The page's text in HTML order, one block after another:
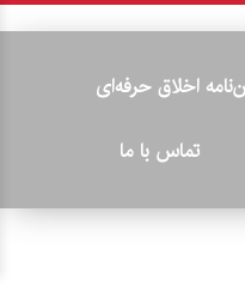
اخلاق حرفه‌ای
تماس با ما